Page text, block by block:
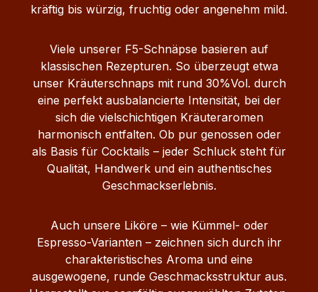
kräftig bis würzig, fruchtig oder angenehm mild.
Viele unserer F5-Schnäpse basieren auf
klassischen Rezepturen. So überzeugt etwa
unser Kräuterschnaps mit rund 30%Vol. durch
eine perfekt ausbalancierte Intensität, bei der
sich die vielschichtigen Kräuteraromen
harmonisch entfalten. Ob pur genossen oder
als Basis für Cocktails – jeder Schluck steht für
Qualität, Handwerk und ein authentisches
Geschmackserlebnis.
Auch unsere Liköre – wie Kümmel- oder
Espresso-Varianten – zeichnen sich durch ihr
charakteristisches Aroma und eine
ausgewogene, runde Geschmacksstruktur aus.